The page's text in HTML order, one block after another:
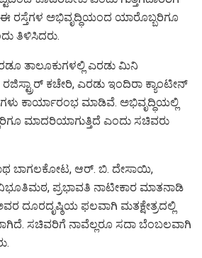
ರಸ್ತೆಗಳ ಅಭಿವೃದ್ಧಿಯಂದ ಯಾರೊಬ್ಬರಿಗೂ
ತಿಳಿಸಿದರು.
ತಾಲೂಕುಗಳಲ್ಲಿ ಎರಡು ಮಿನಿ
ಕಚೇರಿ, ಎರಡು ಇಂದಿರಾ‌ ಕ್ಯಾಂಟೀನ್
ಕಾರ್ಯಾರಂಭ ಮಾಡಿವೆ. ‌ಅಭಿವೃದ್ಧಿಯಲ್ಲಿ
ಮಾದರಿಯಾಗುತ್ತಿದೆ ಎಂದು ಸಚಿವರು
ಬಾಗಲಕೋಟ, ಆರ್. ಬಿ. ದೇಸಾಯಿ,
ಪ್ರಭಾವತಿ ನಾಟೀಕಾರ ಮಾತನಾಡಿ
ದೂರದೃಷ್ಠಿಯ ಫಲವಾಗಿ ಮತಕ್ಷೇತ್ರದಲ್ಲಿ
‌ಸಚಿವರಿಗೆ ನಾವೆಲ್ಲರೂ ಸದಾ ಬೆಂಬಲವಾಗಿ